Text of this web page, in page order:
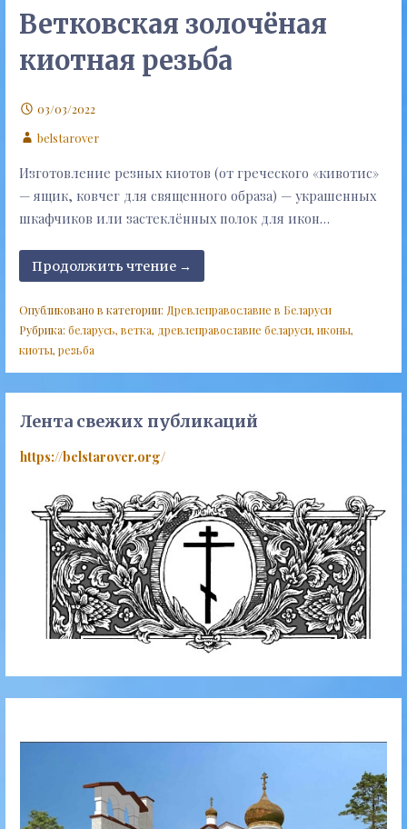
Ветковская золочёная
киотная резьба
03/03/2022
belstarover
Изготовление резных киотов (от греческого «кивотис»
— ящик, ковчег для священного образа) — украшенных
шкафчиков или застеклённых полок для икон…
Продолжить чтение →
Опубликовано в категории: Древлеправославие в Беларуси
Рубрика: беларусь, ветка, древлеправославие беларуси, иконы,
киоты, резьба
Лента свежих публикаций
https://belstarover.org/